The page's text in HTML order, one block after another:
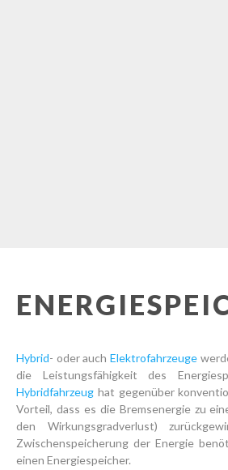
Hybrid- oder auch Elektrofahrzeuge
die Leistungsfähigkeit des
Hybridfahrzeug hat gegenüber
Vorteil, dass es die Bremsenergie zu
den Wirkungsgradverlust)
Zwischenspeicherung der Energie
einen Energiespeicher.